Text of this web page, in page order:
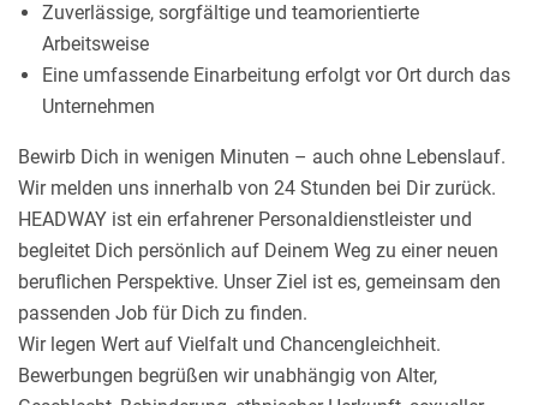
Zuverlässige, sorgfältige und teamorientierte
Arbeitsweise
Eine umfassende Einarbeitung erfolgt vor Ort durch das
Unternehmen
Bewirb Dich in wenigen Minuten – auch ohne Lebenslauf.
Wir melden uns innerhalb von 24 Stunden bei Dir zurück.
HEADWAY ist ein erfahrener Personaldienstleister und
begleitet Dich persönlich auf Deinem Weg zu einer neuen
beruflichen Perspektive. Unser Ziel ist es, gemeinsam den
passenden Job für Dich zu finden.
Wir legen Wert auf Vielfalt und Chancengleichheit.
Bewerbungen begrüßen wir unabhängig von Alter,